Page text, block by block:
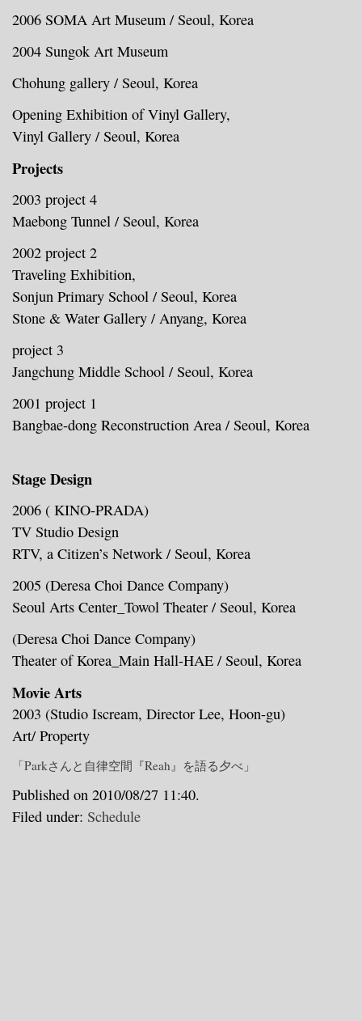
2006 SOMA Art Museum / Seoul, Korea
2004 Sungok Art Museum
Chohung gallery / Seoul, Korea
Opening Exhibition of Vinyl Gallery,
Vinyl Gallery / Seoul, Korea
Projects
2003 project 4
Maebong Tunnel / Seoul, Korea
2002 project 2
Traveling Exhibition,
Sonjun Primary School / Seoul, Korea
Stone & Water Gallery / Anyang, Korea
project 3
Jangchung Middle School / Seoul, Korea
2001 project 1
Bangbae-dong Reconstruction Area / Seoul, Korea
Stage Design
2006 ( KINO-PRADA)
TV Studio Design
RTV, a Citizen’s Network / Seoul, Korea
2005 (Deresa Choi Dance Company)
Seoul Arts Center_Towol Theater / Seoul, Korea
(Deresa Choi Dance Company)
Theater of Korea_Main Hall-HAE / Seoul, Korea
Movie Arts
2003 (Studio Iscream, Director Lee, Hoon-gu)
Art/ Property
「Parkさんと自律空間『Reah』を語る夕べ」
Published on 2010/08/27 11:40.
Filed under: Schedule